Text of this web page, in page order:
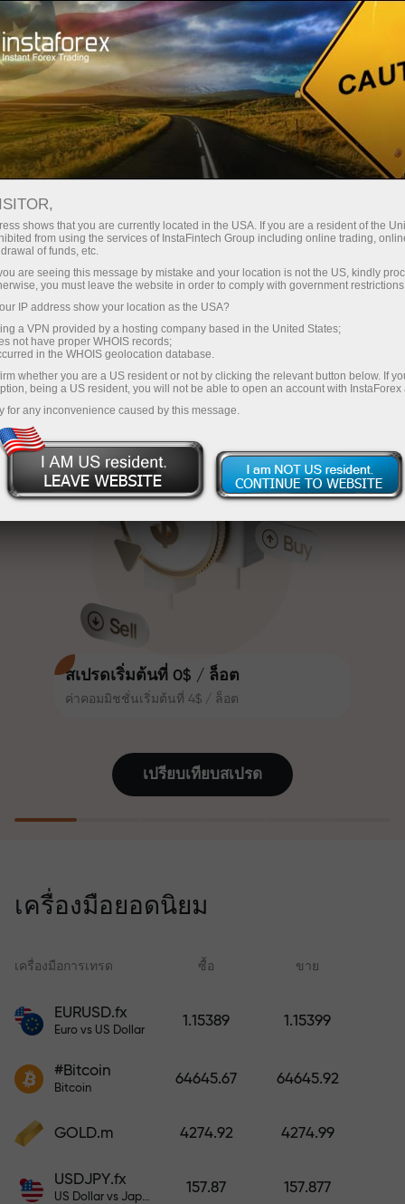
InstaForex
สเปรดเริ่มต้นที่ 0$ / ล็อต
ค่าคอมมิชชั่นเริ่มต้นที่ 4$ / ล็อต
กับ InstaForex คุณจะได้รับเงื่อนไขที่
สูงสุด 1:5000 สเปรดและค่า
คอมมิชชั่นที่ดีที่สุดในตลาด รวมถึง
เงื่อนไขที่เหมาะสมสำหรับการเทรด
หุ้นและดัชนี
InstaForex ทุกคนสามารถรับโบนัส
สูงสุด 30% จากยอดฝาก และใช้
ประโยชน์จากโปรโมชั่นและข้อเสนอ
พิเศษอื่น ๆ
ความเร็วในสนามแข่งและความเร็ว
ในการเทรดมีคุณค่าเดียวกัน Aleš
Loprais นำความมุ่งมั่นและวินัยเข้าสู่
โลกของการเทรด ในฐานะพันธมิตรที่
สร้างแรงบันดาลใจให้ลูกค้าบรรลุเป้า
หมายที่ทะเยอทะยาน
คนสามารถรับ iPhone, MacBook
หรือทริปในฝัน เพียงแค่ฝากเงิน
การขาดทุนและรับประกันกำไรเพิ่ม
ปกป้อง!
ผิด ยิ่งฝากมาก ตัวคูณยิ่งสูง
สเปรดต่ำมาก — กำไรสูง
โบนัส 30%
สำหรับทุกการฝาก
ความเร็ว
ในการเทรดและบนทางหลวง
แจ็กพอตของขวัญส่วนตัวของคุณ
ฝากเงินจำนวน $333 — เลือกของขวัญมูลค่าสูงสุด
$1,500
เทรดแบบไร้ความเสี่ยง — เรารับประกัน
กำไรของคุณ
โบนัสสูงสุด X1000 — ตัวคูณที่ใหญ่ที่สุด
เปรียบเทียบสเปรด
เครื่องมือยอดนิยม
เครื่องมือการเทรด ซื้อ ขาย
EURUSD.fx
Euro vs US Dollar
1.15389 1.15399
#Bitcoin
Bitcoin
64645.67 64645.92
GOLD.m 4274.92 4274.99
USDJPY.fx
US Dollar vs Japanese Yen
157.87 157.877
shows that you are currently located in the USA. If you are a resident of the
from using the services of InstaFintech Group including online trading,
of funds, etc.
are seeing this message by mistake and your location is not the US, kindly
you must leave the website in order to comply with government
IP address show your location as the USA?
a VPN provided by a hosting company based in the United States;
not have proper WHOIS records;
in the WHOIS geolocation database.
whether you are a US resident or not by clicking the relevant button below. If
being a US resident, you will not be able to open an account with InstaForex
for any inconvenience caused by this message.